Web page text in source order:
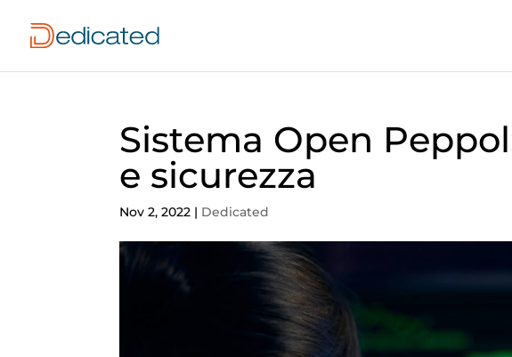
Sistema Open
e sicurezza
Nov 2, 2022 | Dedicated